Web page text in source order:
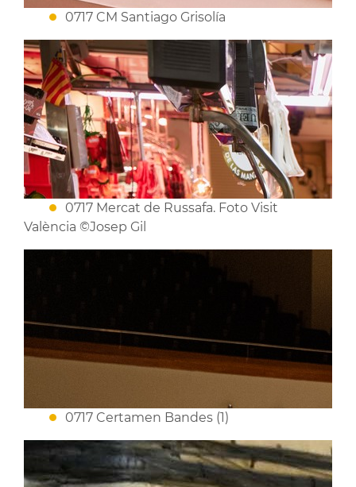
0717 CM Santiago Grisolía
0717 Mercat de Russafa. Foto Visit
València ©Josep Gil
0717 Certamen Bandes (1)